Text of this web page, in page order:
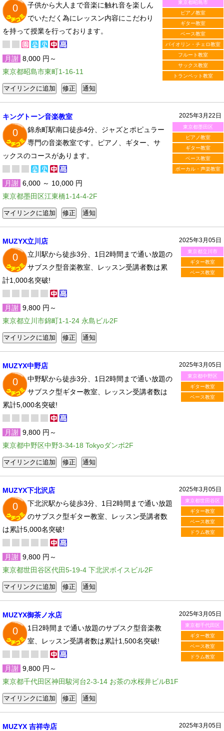
東京都昭島市
ピアノ教室
ギター教室
ベース教室
バイオリン・チェロ教室
フルート教室
サックス教室
トランペット教室
0
子供から大人まで音楽に触れ音を楽しん
でいただく為にレッスン内容にこだわり
を持って授業を行っております。
月謝 8,000 円～
東京都昭島市東町1-16-11
2025年3月22日
東京都墨田区
ピアノ教室
ギター教室
ベース教室
ボーカル・声楽教室
キングトーン音楽教室
0
錦糸町駅南口徒歩4分、ジャズとポピュラー
専門の音楽教室です。ピアノ、ギター、サ
ックスのコースがあります。
月謝 6,000 ～ 10,000 円
東京都墨田区江東橋1-14-4-2F
2025年3月05日
東京都立川市
ギター教室
ベース教室
MUZYX立川店
0
立川駅から徒歩3分、1日2時間まで通い放題の
サブスク型音楽教室、レッスン受講者数は累
計1,000名突破!
月謝 9,800 円～
東京都立川市錦町1-1-24 永島ビル2F
2025年3月05日
東京都中野区
ギター教室
ベース教室
MUZYX中野店
0
中野駅から徒歩3分、1日2時間まで通い放題の
サブスク型ギター教室、レッスン受講者数は
累計5,000名突破!
月謝 9,800 円～
東京都中野区中野3-34-18 Tokyoダンボ2F
2025年3月05日
東京都世田谷区
ギター教室
ベース教室
ドラム教室
MUZYX下北沢店
0
下北沢駅から徒歩3分、1日2時間まで通い放題
のサブスク型ギター教室、レッスン受講者数
は累計5,000名突破!
月謝 9,800 円～
東京都世田谷区代田5-19-4 下北沢ボイスビル2F
2025年3月05日
東京都千代田区
ギター教室
ベース教室
ドラム教室
MUZYX御茶ノ水店
0
1日2時間まで通い放題のサブスク型音楽教
室、レッスン受講者数は累計1,500名突破!
月謝 9,800 円～
東京都千代田区神田駿河台2-3-14 お茶の水桜井ビルB1F
2025年3月05日
MUZYX 吉祥寺店